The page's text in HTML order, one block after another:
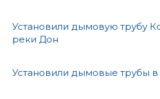
Установили дымовую трубу
реки Дон
Установили дымовые трубы в